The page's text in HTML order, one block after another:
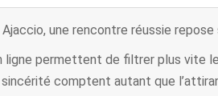
Ajaccio, une rencontre réussie
ligne permettent de filtrer plus vite
comptent autant que